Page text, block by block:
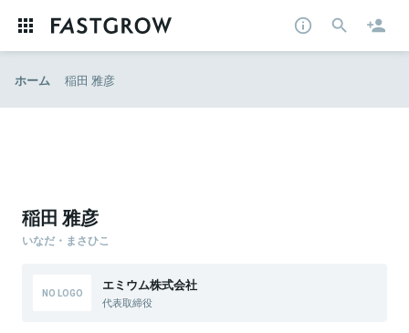
ホーム 稲田 雅彦
稲田 雅彦
いなだ・まさひこ
エミウム株式会社
代表取締役